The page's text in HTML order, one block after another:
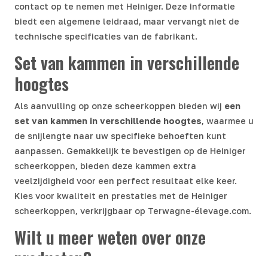
contact op te nemen met Heiniger. Deze informatie
biedt een algemene leidraad, maar vervangt niet de
technische specificaties van de fabrikant.
Set van kammen in verschillende
hoogtes
Als aanvulling op onze scheerkoppen bieden wij een
set van kammen in verschillende hoogtes, waarmee u
de snijlengte naar uw specifieke behoeften kunt
aanpassen. Gemakkelijk te bevestigen op de Heiniger
scheerkoppen, bieden deze kammen extra
veelzijdigheid voor een perfect resultaat elke keer.
Kies voor kwaliteit en prestaties met de Heiniger
scheerkoppen, verkrijgbaar op Terwagne-élevage.com.
Wilt u meer weten over onze